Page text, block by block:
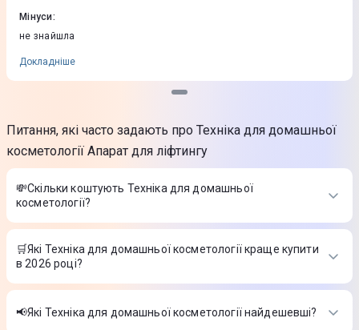
Мінуси:
не знайшла
Докладніше
Питання, які часто задають про Техніка для домашньої
косметології Апарат для ліфтингу
💸Скільки коштують Техніка для домашньої
косметології?
Вартість товарів в категорії Техніка для домашньої
косметології в інтернет-магазині Цитрус
Апарат для мікродермабразії Beurer FC 100 (White)
₴
55 -829 ₴
🛒Які Техніка для домашньої косметології краще купити
в 2026 році?
Найкращі Техніка для домашньої косметології в 2026 році на
думку інтернет-магазину Цитрус
📢Які Техніка для домашньої косметології найдешевші?